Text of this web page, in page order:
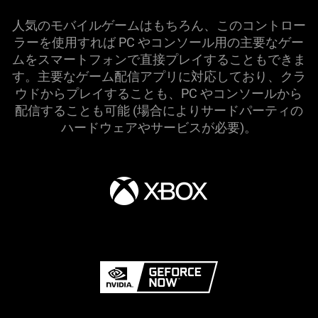
人気のモバイルゲームはもちろん、このコントロー
ラーを使用すれば PC やコンソール用の主要なゲー
ムをスマートフォンで直接プレイすることもできま
す。主要なゲーム配信アプリに対応しており、クラ
ウドからプレイすることも、PC やコンソールから
配信することも可能 (場合によりサードパーティの
ハードウェアやサービスが必要)。